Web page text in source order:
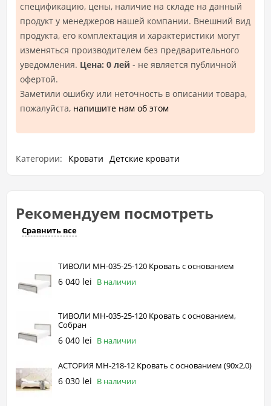
спецификацию, цены, наличие на складе на данный
продукт у менеджеров нашей компании. Внешний вид
продукта, его комплектация и характеристики могут
изменяться производителем без предварительного
уведомления. Цена: 0 лей - не является публичной
офертой.
Заметили ошибку или неточность в описании товара,
пожалуйста, напишите нам об этом
Категории: Кровати Детские кровати
Рекомендуем посмотреть
Сравнить все
ТИВОЛИ МН-035-25-120 Кровать с основанием
6 040 lei В наличии
ТИВОЛИ МН-035-25-120 Кровать с основанием,
Собран
6 040 lei В наличии
АСТОРИЯ МН-218-12 Кровать с основанием (90х2,0)
6 030 lei В наличии